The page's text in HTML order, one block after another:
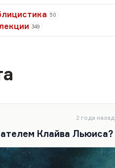
50
349
2 года назад
Клайва Льюиса?